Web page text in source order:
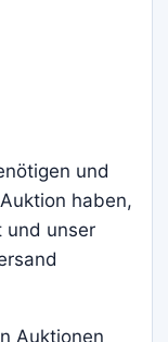
und
haben,
und unser
Auktionen